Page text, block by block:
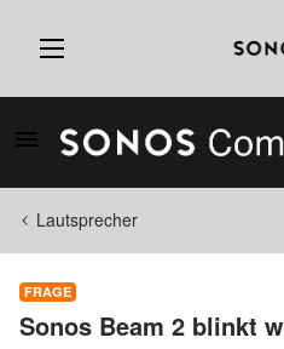
Lautsprecher
FRAGE
Sonos Beam 2 blinkt